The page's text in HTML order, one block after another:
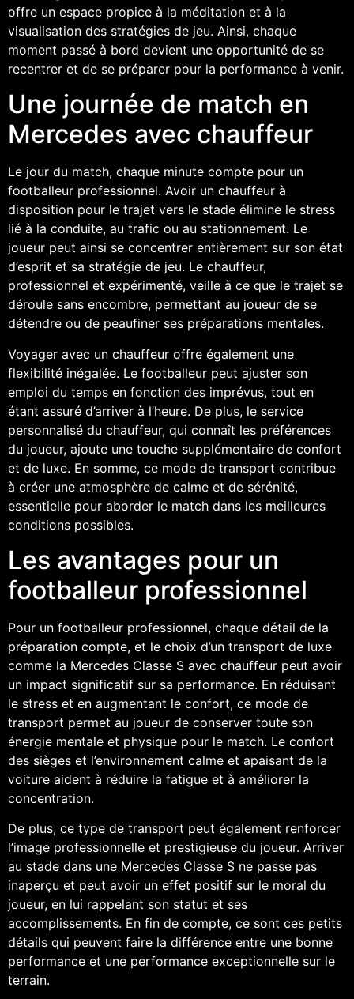
offre un espace propice à la méditation et à la
visualisation des stratégies de jeu. Ainsi, chaque
moment passé à bord devient une opportunité de se
recentrer et de se préparer pour la performance à venir.
Une journée de match en
Mercedes avec chauffeur
Le jour du match, chaque minute compte pour un
footballeur professionnel. Avoir un chauffeur à
disposition pour le trajet vers le stade élimine le stress
lié à la conduite, au trafic ou au stationnement. Le
joueur peut ainsi se concentrer entièrement sur son état
d’esprit et sa stratégie de jeu. Le chauffeur,
professionnel et expérimenté, veille à ce que le trajet se
déroule sans encombre, permettant au joueur de se
détendre ou de peaufiner ses préparations mentales.
Voyager avec un chauffeur offre également une
flexibilité inégalée. Le footballeur peut ajuster son
emploi du temps en fonction des imprévus, tout en
étant assuré d’arriver à l’heure. De plus, le service
personnalisé du chauffeur, qui connaît les préférences
du joueur, ajoute une touche supplémentaire de confort
et de luxe. En somme, ce mode de transport contribue
à créer une atmosphère de calme et de sérénité,
essentielle pour aborder le match dans les meilleures
conditions possibles.
Les avantages pour un
footballeur professionnel
Pour un footballeur professionnel, chaque détail de la
préparation compte, et le choix d’un transport de luxe
comme la Mercedes Classe S avec chauffeur peut avoir
un impact significatif sur sa performance. En réduisant
le stress et en augmentant le confort, ce mode de
transport permet au joueur de conserver toute son
énergie mentale et physique pour le match. Le confort
des sièges et l’environnement calme et apaisant de la
voiture aident à réduire la fatigue et à améliorer la
concentration.
De plus, ce type de transport peut également renforcer
l’image professionnelle et prestigieuse du joueur. Arriver
au stade dans une Mercedes Classe S ne passe pas
inaperçu et peut avoir un effet positif sur le moral du
joueur, en lui rappelant son statut et ses
accomplissements. En fin de compte, ce sont ces petits
détails qui peuvent faire la différence entre une bonne
performance et une performance exceptionnelle sur le
terrain.